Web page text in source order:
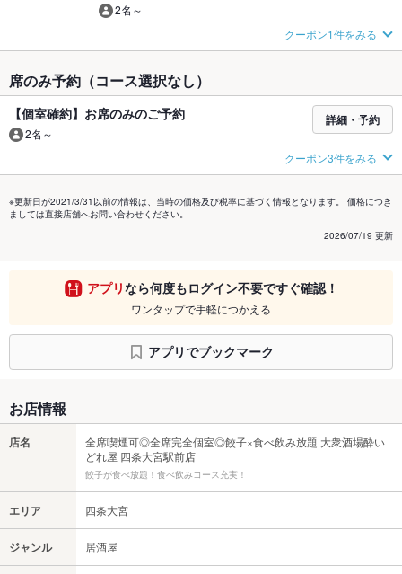
2名～
クーポン1件をみる
席のみ予約（コース選択なし）
【個室確約】お席のみのご予約
2名～
詳細・予約
クーポン3件をみる
※更新日が2021/3/31以前の情報は、当時の価格及び税率に基づく情報となります。 価格につき
ましては直接店舗へお問い合わせください。
2026/07/19 更新
アプリなら何度もログイン不要ですぐ確認！
ワンタップで手軽につかえる
アプリでブックマーク
お店情報
店名
全席喫煙可◎全席完全個室◎餃子×食べ飲み放題 大衆酒場酔い
どれ屋 四条大宮駅前店
餃子が食べ放題！食べ飲みコース充実！
エリア 四条大宮
ジャンル 居酒屋